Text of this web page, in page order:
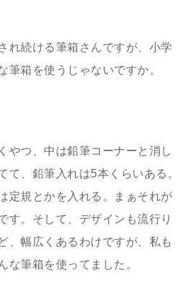
れ続ける筆箱さんですが、小学
筆箱を使うじゃないですか。
やつ、中は鉛筆コーナーと消し
て、鉛筆入れは5本くらいある。
定規とかを入れる。まぁそれが
す。そして、デザインも流行り
、幅広くあるわけですが、私も
な筆箱を使ってました。